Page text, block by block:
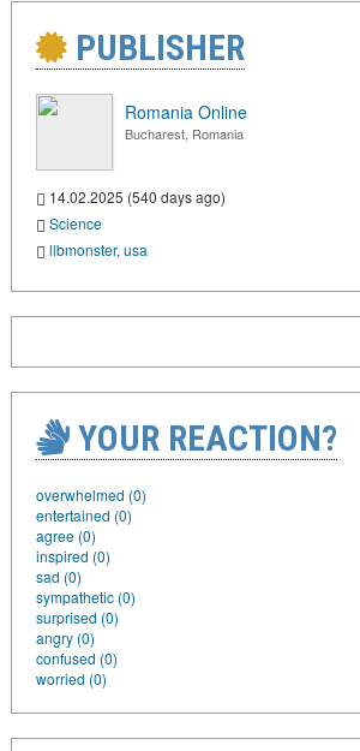
PUBLISHER
Romania Online
Bucharest, Romania
14.02.2025 (540 days ago)
Science
libmonster, usa
YOUR REACTION?
overwhelmed (0)
entertained (0)
agree (0)
inspired (0)
sad (0)
sympathetic (0)
surprised (0)
angry (0)
confused (0)
worried (0)